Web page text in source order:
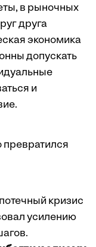
в рыночных
друга
экономика
допускать
и
превратился
кризис
усилению